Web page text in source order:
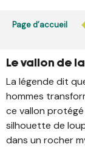
est interdit
Page d’accueil
Le vallon de
La légende dit
hommes
ce vallon
silhouette de
dans un rocher